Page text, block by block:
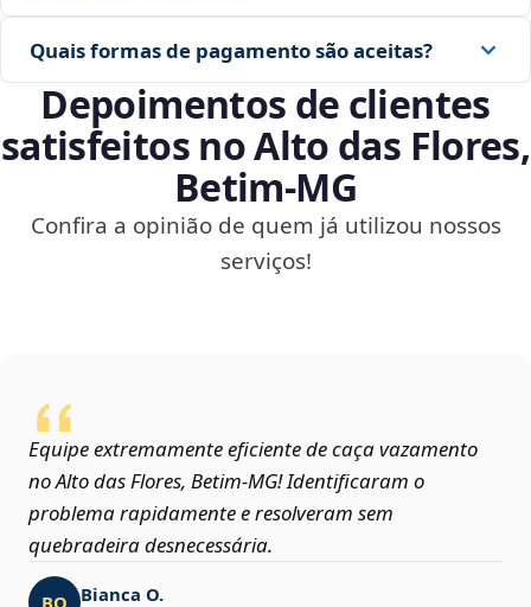
Quais formas de pagamento são aceitas?
Depoimentos de clientes
satisfeitos no Alto das Flores,
Betim‑MG
Confira a opinião de quem já utilizou nossos
serviços!
Equipe extremamente eficiente de caça vazamento
no Alto das Flores, Betim‑MG! Identificaram o
problema rapidamente e resolveram sem
quebradeira desnecessária.
BO Bianca O.